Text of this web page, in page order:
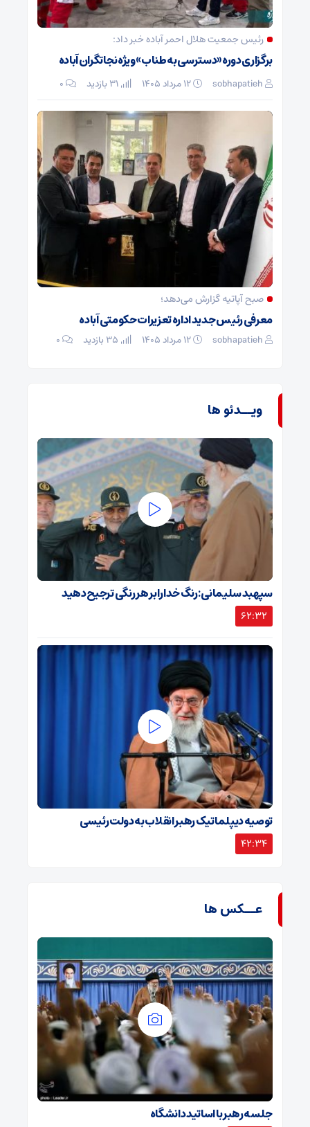
رئیس جمعیت هلال احمر آباده خبر داد:
برگزاری دوره «دسترسی به طناب» ویژه نجاتگران آباده
sobhapatieh ۰
صبح آپاتیه گزارش می‌دهد؛
معرفی رئیس جدید اداره تعزیرات حکومتی آباده
sobhapatieh ۰
ویــدئو ها
سپهبد سلیمانی: رنگ خدا را بر هر رنگی ترجیح دهید
62:32
توصیه دیپلماتیک رهبر انقلاب به دولت رئیسی
42:34
عــکس ها
جلسه رهبر با اساتید دانشگاه